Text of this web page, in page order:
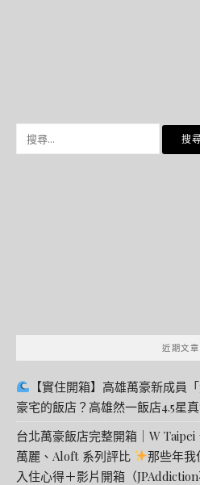
近期文章
【實住開箱】高雄萬豪新成員
豪宅的飯店？高雄然一飯店4.5星真
台北萬豪飯店完整開箱｜W
萬麗、Aloft 系列評比
那些年我
入住心得＋影片開箱（JPAddiction